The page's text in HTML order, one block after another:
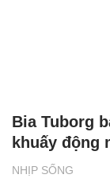
NHỊP SỐNG
Bia Tuborg
khuấy động